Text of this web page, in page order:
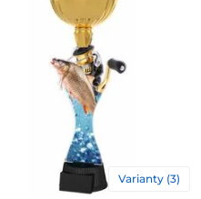
Varianty (3)